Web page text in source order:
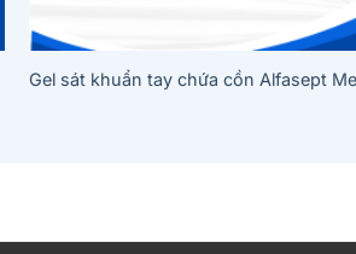
Gel sát khuẩn tay chứa cồn Alfasept